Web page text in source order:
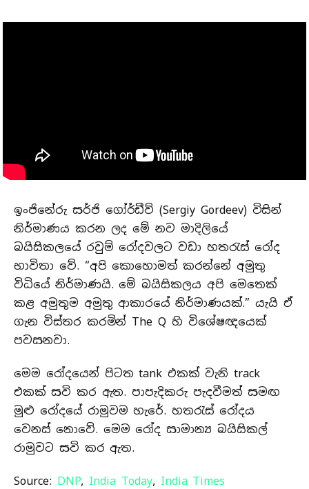
ඉංජිනේරු සර්ජි ගෝර්ඩීව් (Sergiy Gordeev) විසින්
නිර්මාණය කරන ලද මේ නව මාදිලියේ
බයිසිකලයේ රවුම් රෝදවලට වඩා හතරැස් රෝද
භාවිතා වේ. “අපි කොහොමත් කරන්නේ අමුතු
විධියේ නිර්මාණයි. මේ බයිසිකලය අපි මෙතෙක්
කළ අමුතුම අමුතු ආකාරයේ නිර්මාණයක්.” යැයි ඒ
ගැන විස්තර කරමින් The Q හි විශේෂඥයෙක්
පවසනවා.
මෙම රෝදයෙන් පිටත tank එකක් වැනි track
එකක් සවි කර ඇත. පාපැදිකරු පැදවීමත් සමඟ
මුළු රෝදයේ රාමුවම හැරේ. හතරැස් රෝදය
වෙනස් නොවේ. මෙම රෝද සාමාන්‍ය බයිසිකල්
රාමුවට සවි කර ඇත.
Source: DNP, India Today, India Times